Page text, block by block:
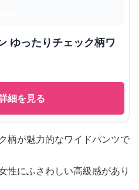
ゆったりチェック柄ワ
細を見る
柄が魅力的なワイドパンツで
性にふさわしい高級感があり